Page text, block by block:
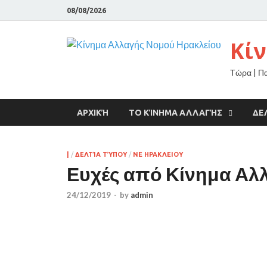
08/08/2026
Τώρα |
ΑΡΧΙΚΉ ΤΟ ΚΊΝΗΜΑ ΑΛΛΑΓΉΣ
/ ΔΕΛΤΊΑ ΤΎΠΟΥ/ ΝΕ ΗΡΑΚΛΕΙΟΥ
Ευχές από Κίνημα
24/12/2019 - by admin